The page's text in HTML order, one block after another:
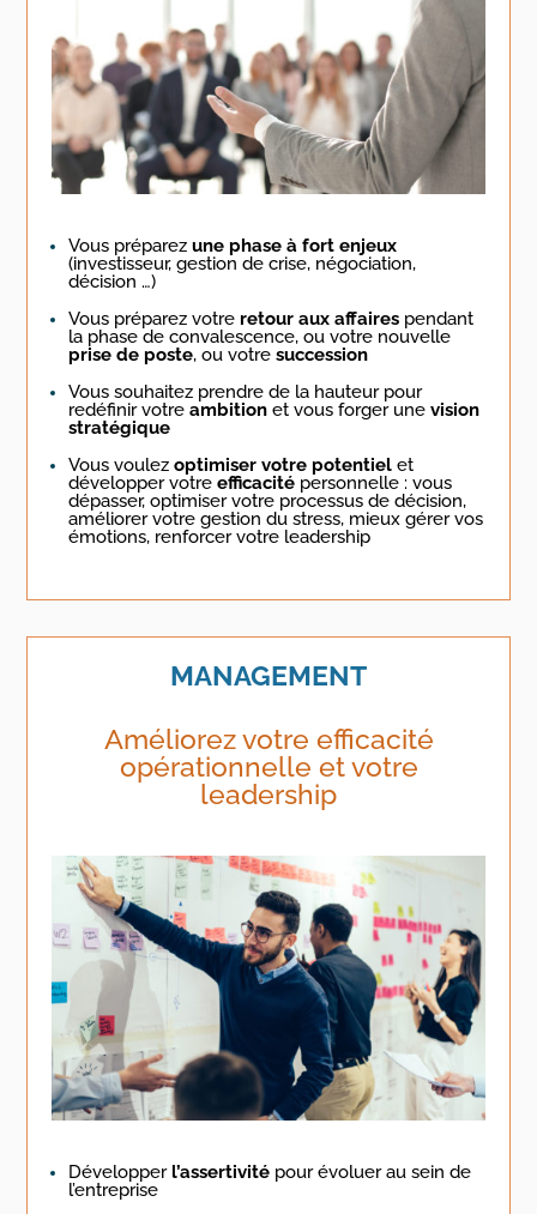
Vous préparezune phase à fort enjeux
(investisseur, gestion de crise, négociation,
décision …)
Vous préparez votre retour aux affaires pendant
la phase de convalescence, ou votre nouvelle
prise de poste, ou votresuccession
Vous souhaitez prendre de la hauteur pour
redéfinir votreambition et vous forger unevision
stratégique
Vous voulezoptimiser votre potentiel et
développer votreefficacité personnelle : vous
dépasser, optimiser votre processus de décision,
améliorer votre gestion du stress, mieux gérer vos
émotions, renforcer votre leadership
MANAGEMENT
Améliorez votre efficacité
opérationnelle et votre
leadership
Développerl’assertivité pour évoluer au sein de
l’entreprise